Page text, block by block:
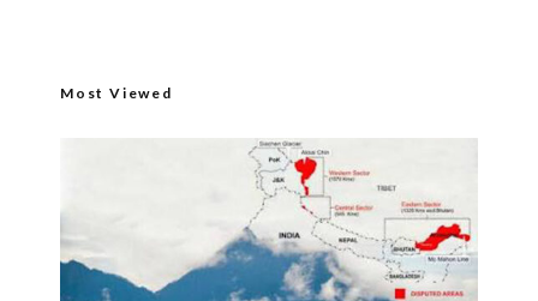
Most Viewed